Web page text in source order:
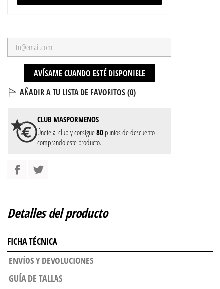
AVÍSAME CUANDO ESTÉ DISPONIBLE
AÑADIR A TU LISTA DE FAVORITOS (0)
CLUB MASPORMENOS
Únete al club y consigue80 puntos de descuento
comprando este producto.
Detalles del producto
FICHA TÉCNICA
ENVÍOS Y DEVOLUCIONES
GUÍA DE TALLAS